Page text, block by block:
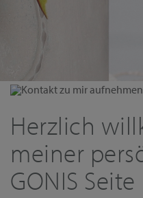
Kontakt zu mir aufnehmen
Herzlich
meiner
GONIS Seite